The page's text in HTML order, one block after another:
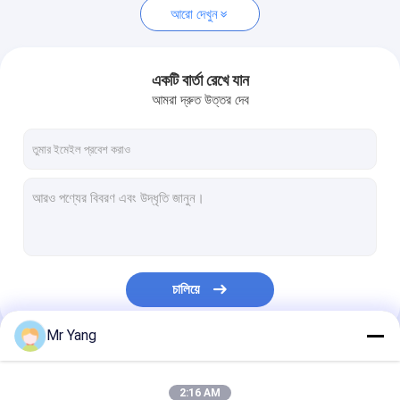
আরো দেখুন
একটি বার্তা রেখে যান
আমরা দ্রুত উত্তর দেব
চালিয়ে
আমাদের বিভাগসমূহ
Mr Yang
2:16 AM